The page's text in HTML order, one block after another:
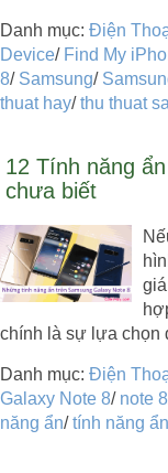
Danh mục: Điện
Device/ Find My
8/ Samsung/
thuat hay/thu thuat
12 Tính năng
chưa biết
chính là sự lựa chọn
Danh mục: Điện
Galaxy Note 8/ note 8
năng ẩn/tính năng